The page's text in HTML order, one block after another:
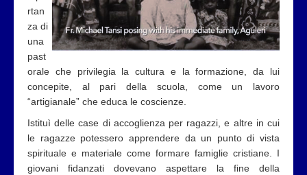
rtan
za di
una
past
orale che privilegia la cultura e la formazione, da lui
concepite, al pari della scuola, come un lavoro
“artigianale” che educa le coscienze.
Istituì delle case di accoglienza per ragazzi, e altre in cui
le ragazze potessero apprendere da un punto di vista
spirituale e materiale come formare famiglie cristiane. I
giovani fidanzati dovevano aspettare la fine della